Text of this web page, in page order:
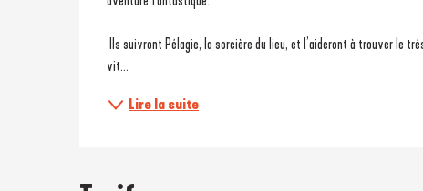
vit...
Lire la suite